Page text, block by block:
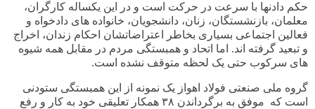
حکم دادنها با سرعت در حرکت است و در این یکساله کارگران،
معلمان، بازنشستگان، زنان، دانشجویان، خانواده های دادخواه و
فعالین اجتماعی بسیاری بخاطر اعتراضاتشان احکام زندان، اخراج
و تبعید گرفته اند. اما اتحاد و همبستگی ‌مردم در مقابل همه شیوه
های سرکوب حتی یک لحظه متوقف نشده است.
گروه ملی صنعتی فولاد اهواز یک نمونه از این همبستگی ستودنی
است که موفق به برگرداندن ۳۸ همکار تعلیقی خود به کار و رفع